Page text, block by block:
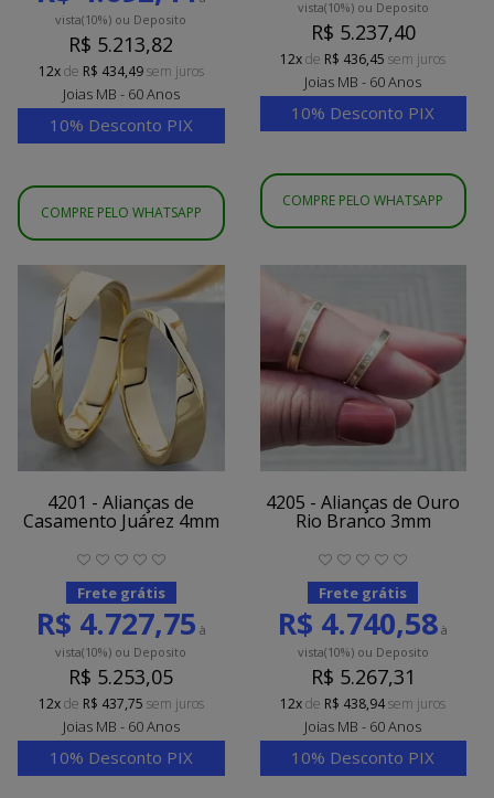
vista(10%) ou Deposito
R$ 5.213,82
12xde R$ 434,49sem juros
Joias MB - 60 Anos
10% Desconto PIX
COMPRE PELO WHATSAPP
vista(10%)ou Deposito
R$ 5.237,40
12xde R$ 436,45 sem juros
Joias MB - 60 Anos
10% Desconto PIX
COMPRE PELO WHATSAPP
4201 - Alianças de
Casamento Juárez 4mm
Frete grátis
R$ 4.727,75 à
vista(10%) ou Deposito
R$ 5.253,05
12xde R$ 437,75 sem juros
Joias MB - 60 Anos
10% Desconto PIX
4205 - Alianças de Ouro
Rio Branco 3mm
Frete grátis
R$ 4.740,58 à
vista(10%)ou Deposito
R$ 5.267,31
12xde R$ 438,94sem juros
Joias MB - 60 Anos
10% Desconto PIX